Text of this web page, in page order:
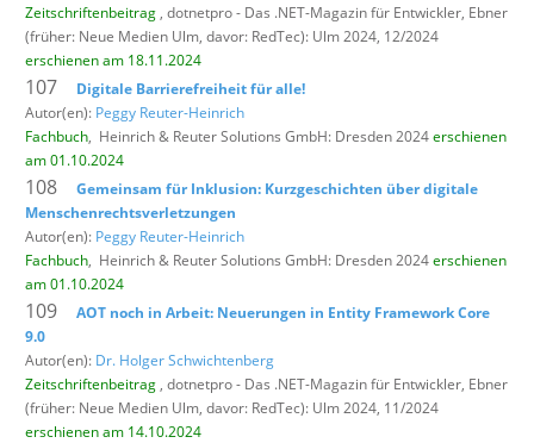
Zeitschriftenbeitrag , dotnetpro - Das .NET-Magazin für Entwickler, Ebner
(früher: Neue Medien Ulm, davor: RedTec): Ulm 2024, 12/2024
erschienen am 18.11.2024
107
Digitale Barrierefreiheit für alle!
Autor(en): Peggy Reuter-Heinrich
Fachbuch, Heinrich & Reuter Solutions GmbH: Dresden 2024erschienen
am 01.10.2024
108
Gemeinsam für Inklusion: Kurzgeschichten über digitale
Menschenrechtsverletzungen
Autor(en): Peggy Reuter-Heinrich
Fachbuch, Heinrich & Reuter Solutions GmbH: Dresden 2024erschienen
am 01.10.2024
109
AOT noch in Arbeit: Neuerungen in Entity Framework Core
9.0
Autor(en): Dr. Holger Schwichtenberg
Zeitschriftenbeitrag , dotnetpro - Das .NET-Magazin für Entwickler, Ebner
(früher: Neue Medien Ulm, davor: RedTec): Ulm 2024, 11/2024
erschienen am 14.10.2024